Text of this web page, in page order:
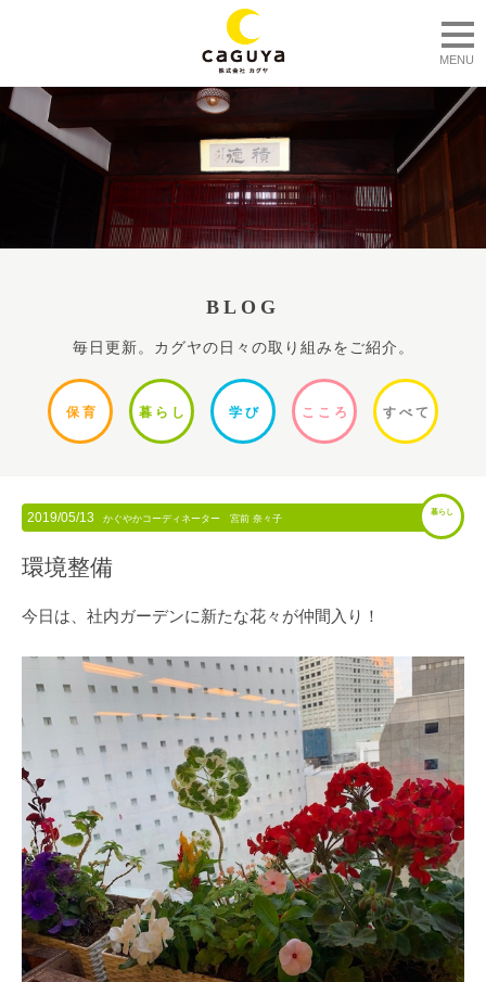
MENU
BLOG
毎日更新。カグヤの日々の取り組みをご紹介。
保 育 暮ら し 学 び ここ ろ すべて
2019/05/13 かぐやかコーディネーター 宮前 奈々子
暮らし
環境整備
今日は、社内ガーデンに新たな花々が仲間入り！